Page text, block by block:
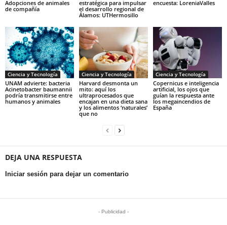
Adopciones de animales
de compañía
estratégica para impulsar
el desarrollo regional de
Álamos: UTHermosillo
encuesta: LoreniaValles
Ciencia y Tecnología
UNAM advierte: bacteria
Acinetobacter baumannii
podría transmitirse entre
humanos y animales
Ciencia y Tecnología
Harvard desmonta un
mito: aquí los
ultraprocesados que
encajan en una dieta sana
y los alimentos ‘naturales’
que no
Ciencia y Tecnología
Copernicus e inteligencia
artificial, los ojos que
guían la respuesta ante
los megaincendios de
España
DEJA UNA RESPUESTA
Iniciar sesión para dejar un comentario
- Publicidad -